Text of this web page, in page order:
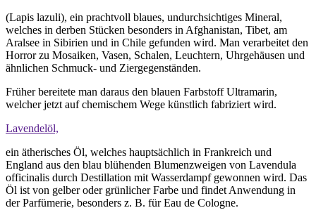
(Lapis lazuli), ein prachtvoll blaues, undurchsichtiges Mineral,
welches in derben Stücken besonders in Afghanistan, Tibet, am
Aralsee in Sibirien und in Chile gefunden wird. Man verarbeitet den
Horror zu Mosaiken, Vasen, Schalen, Leuchtern, Uhrgehäusen und
ähnlichen Schmuck- und Ziergegenständen.
Früher bereitete man daraus den blauen Farbstoff Ultramarin,
welcher jetzt auf chemischem Wege künstlich fabriziert wird.
Lavendelöl,
ein ätherisches Öl, welches hauptsächlich in Frankreich und
England aus den blau blühenden Blumenzweigen von Lavendula
officinalis durch Destillation mit Wasserdampf gewonnen wird. Das
Öl ist von gelber oder grünlicher Farbe und findet Anwendung in
der Parfümerie, besonders z. B. für Eau de Cologne.